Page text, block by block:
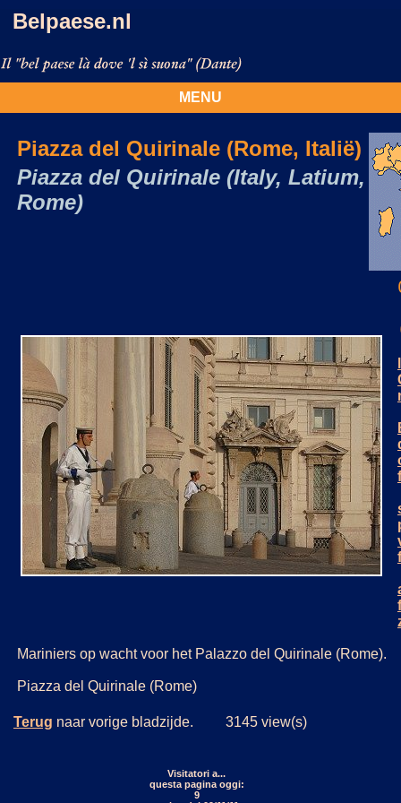
Belpaese.nl
MENU
Piazza del Quirinale (Rome, Italië)
Piazza del Quirinale (Italy, Latium,
Rome)
Mariniers op wacht voor het Palazzo del Quirinale (Rome).
Piazza del Quirinale (Rome)
Terug naar vorige bladzijde. 3145 view(s)
Visitatori a...
questa pagina oggi:
9